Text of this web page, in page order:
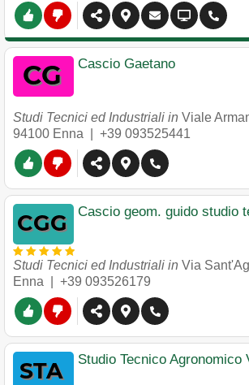
Cascio Gaetano
Studi Tecnici ed Industriali in Viale
94100 Enna +39 093525441
Cascio geom. guido studio
Studi Tecnici ed Industriali in Via
Enna
+39 093526179
Studio Tecnico Agronomico